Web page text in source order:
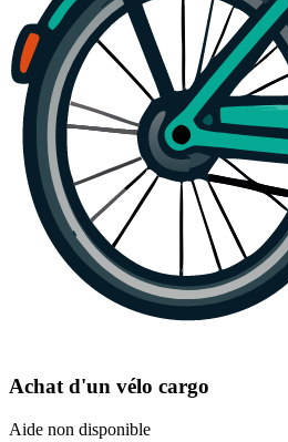
Achat d'un vélo cargo
Aide non disponible